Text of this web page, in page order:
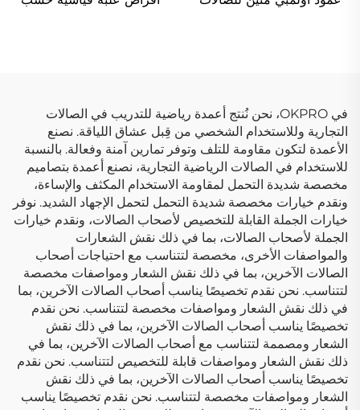
في OKPRO، نحن نُنتج أعمدة رياضية للتدريب في الصالات
التجارية وللاستخدام الشخصي من قِبل عشاق اللياقة. نصنع
الأعمدة لتكون مقاومة للتلف وتوفر تمارين آمنة وفعالة. بالنسبة
للاستخدام في الصالات الرياضية التجارية، نصنع أعمدة بتصاميم
مخصصة شديدة التحمل لمقاومة الاستخدام المكثف والإساءة،
ونقدم خيارات مخصصة شديدة التحمل لتحمل الإجهاد الشديد. نوفر
خيارات الجملة القابلة للتخصيص لأصحاب الصالات، ونقدم خيارات
الجملة لأصحاب الصالات، بما في ذلك نقش الشعارات
والمواصفات الأخرى، مخصصة لتتناسب مع احتياجات أصحاب
الصالات الآخرين، بما في ذلك نقش الشعار ومواصفات مخصصة
لتتناسب. نحن نقدم تخصيصًا يناسب أصحاب الصالات الآخرين، بما
في ذلك نقش الشعار ومواصفات مخصصة لتتناسب. نحن نقدم
تخصيصًا يناسب أصحاب الصالات الآخرين، بما في ذلك نقش
الشعار ومصممة لتتناسب مع أصحاب الصالات الآخرين، بما في
ذلك نقش الشعار ومواصفات قابلة للتخصيص لتتناسب. نحن نقدم
تخصيصًا يناسب أصحاب الصالات الآخرين، بما في ذلك نقش
الشعار ومواصفات مخصصة لتتناسب. نحن نقدم تخصيصًا يناسب